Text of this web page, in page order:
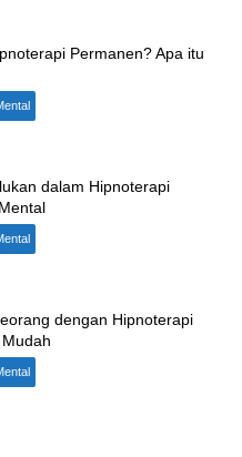
Permanen? Apa itu
dalam Hipnoterapi
dengan Hipnoterapi